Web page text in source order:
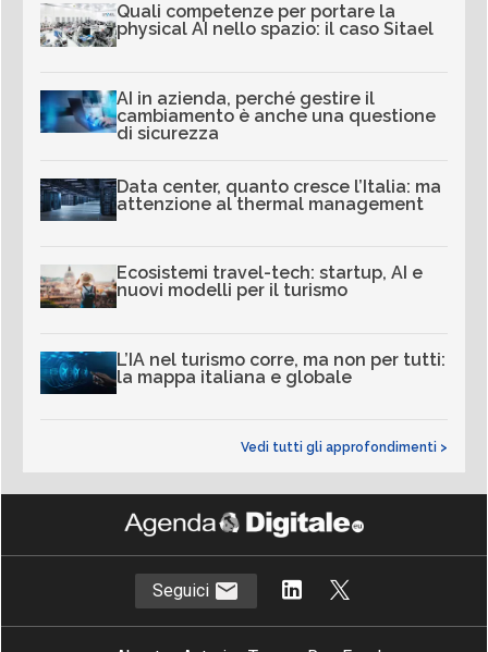
Quali competenze per portare la
physical AI nello spazio: il caso Sitael
AI in azienda, perché gestire il
cambiamento è anche una questione
di sicurezza
Data center, quanto cresce l’Italia: ma
attenzione al thermal management
Ecosistemi travel-tech: startup, AI e
nuovi modelli per il turismo
L’IA nel turismo corre, ma non per tutti:
la mappa italiana e globale
Vedi tutti gli approfondimenti >
Seguici